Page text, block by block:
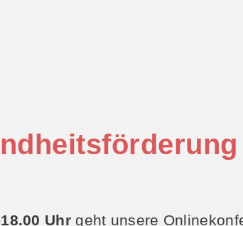
Uhrgeht unsere